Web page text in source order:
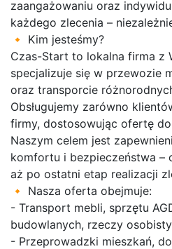
zaangażowaniu oraz
każdego zlecenia –
🔸 Kim jesteśmy?
Czas-Start to lokalna firma z
specjalizuje się w przewozie
oraz transporcie
Obsługujemy zarówno
firmy, dostosowując ofertę
Naszym celem jest
komfortu i bezpieczeństwa –
aż po ostatni etap realizacji
🔸 Nasza oferta obejmuje:
- Transport mebli, sprzętu
budowlanych, rzeczy
- Przeprowadzki mieszkań,